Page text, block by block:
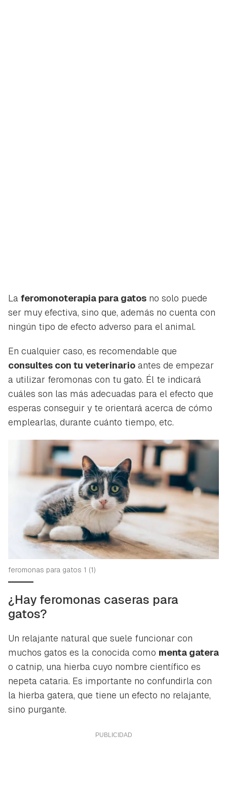
La feromonoterapia para gatos no solo puede
ser muy efectiva, sino que, además no cuenta con
ningún tipo de efecto adverso para el animal.
En cualquier caso, es recomendable que
consultes con tu veterinario antes de empezar
a utilizar feromonas con tu gato. Él te indicará
cuáles son las más adecuadas para el efecto que
esperas conseguir y te orientará acerca de cómo
emplearlas, durante cuánto tiempo, etc.
feromonas para gatos 1 (1)
¿Hay feromonas caseras para
gatos?
Un relajante natural que suele funcionar con
muchos gatos es la conocida como menta gatera
o catnip, una hierba cuyo nombre científico es
nepeta cataria. Es importante no confundirla con
la hierba gatera, que tiene un efecto no relajante,
sino purgante.